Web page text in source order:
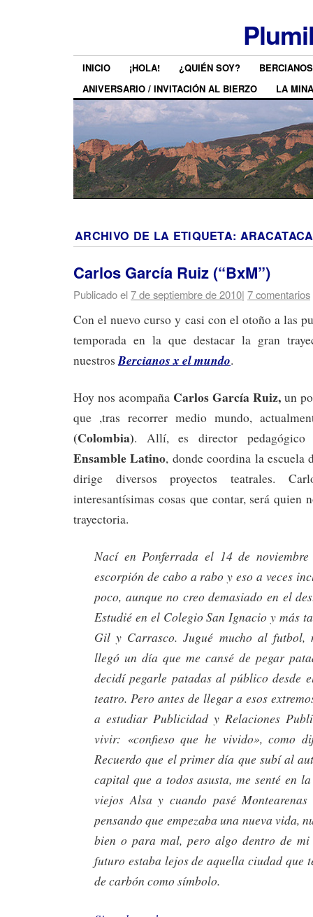
INICIO ¡HOLA! ¿QUIÉN SOY?
ANIVERSARIO / INVITACIÓN AL BIERZO
LA MINA
ARCHIVO DE LA ETIQUETA: ARACATACA
Carlos García Ruiz (“BxM”)
Publicado el7 de septiembre de 2010| 7 comentarios
Con el nuevo curso y casi con el otoño a las
temporada en la que destacar la gran
nuestrosBercianos x el mundo.
Hoy nos acompaña Carlos García Ruiz,un
que ,tras recorrer medio mundo,
(Colombia). Allí, es director
Ensamble Latino, donde coordina la escuela
dirige diversos proyectos teatrales.
interesantísimas cosas que contar, será quien
trayectoria.
Nací en Ponferrada el 14 de
escorpión de cabo a rabo y eso a veces
poco, aunque no creo demasiado en el
Estudié en el Colegio San Ignacio y más
Gil y Carrasco. Jugué mucho al futbol,
llegó un día que me cansé de pegar
decidí pegarle patadas al público desde
teatro. Pero antes de llegar a esos
a estudiar Publicidad y Relaciones
vivir: «confieso que he vivido», como
Recuerdo que el primer día que subí al
capital que a todos asusta, me senté en
viejos Alsa y cuando pasé
pensando que empezaba una nueva vida,
bien o para mal, pero algo dentro de
futuro estaba lejos de aquella ciudad que
de carbón como símbolo.